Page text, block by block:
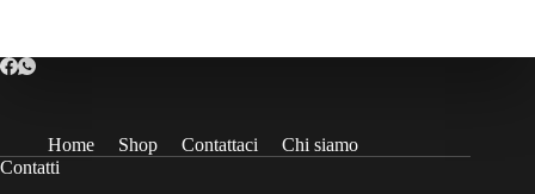
Home Shop Contattaci
Chi siamo
Contatti